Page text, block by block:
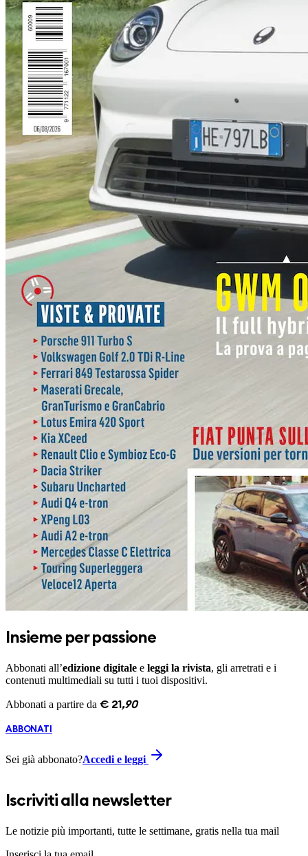
Insieme per passione
Abbonati all’edizione digitale e leggi la rivista, gli arretrati e i
contenuti multimediali su tutti i tuoi dispositivi.
Abbonati a partire da € 21 ,90
ABBONATI
Sei già abbonato?Accedi e leggi
Iscriviti alla newsletter
Le notizie più importanti, tutte le settimane, gratis nella tua mail